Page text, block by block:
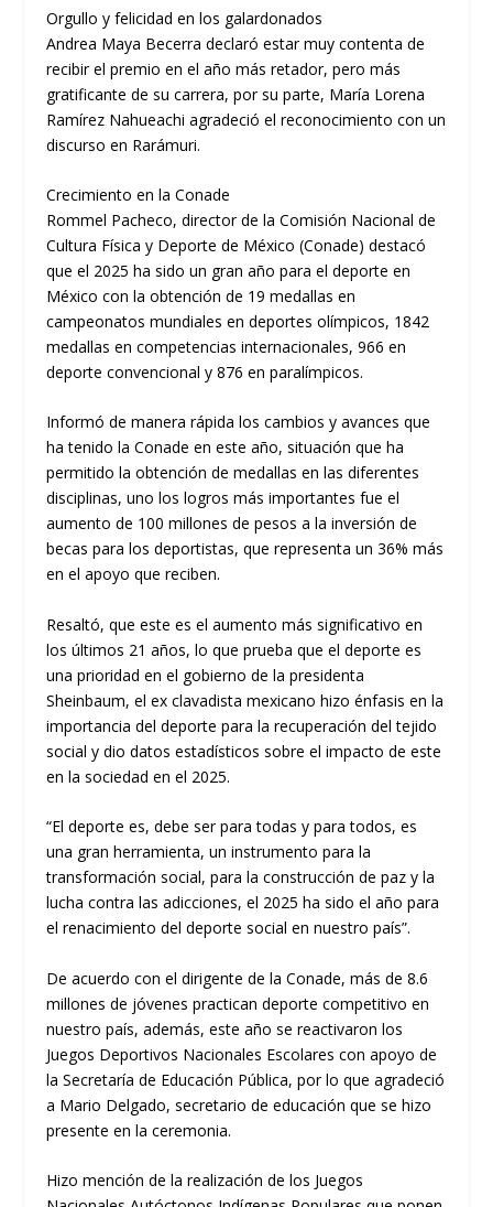
Orgullo y felicidad en los galardonados
Andrea Maya Becerra declaró estar muy contenta de
recibir el premio en el año más retador, pero más
gratificante de su carrera, por su parte, María Lorena
Ramírez Nahueachi agradeció el reconocimiento con un
discurso en Rarámuri.
Crecimiento en la Conade
Rommel Pacheco, director de la Comisión Nacional de
Cultura Física y Deporte de México (Conade) destacó
que el 2025 ha sido un gran año para el deporte en
México con la obtención de 19 medallas en
campeonatos mundiales en deportes olímpicos, 1842
medallas en competencias internacionales, 966 en
deporte convencional y 876 en paralímpicos.
Informó de manera rápida los cambios y avances que
ha tenido la Conade en este año, situación que ha
permitido la obtención de medallas en las diferentes
disciplinas, uno los logros más importantes fue el
aumento de 100 millones de pesos a la inversión de
becas para los deportistas, que representa un 36% más
en el apoyo que reciben.
Resaltó, que este es el aumento más significativo en
los últimos 21 años, lo que prueba que el deporte es
una prioridad en el gobierno de la presidenta
Sheinbaum, el ex clavadista mexicano hizo énfasis en la
importancia del deporte para la recuperación del tejido
social y dio datos estadísticos sobre el impacto de este
en la sociedad en el 2025.
“El deporte es, debe ser para todas y para todos, es
una gran herramienta, un instrumento para la
transformación social, para la construcción de paz y la
lucha contra las adicciones, el 2025 ha sido el año para
el renacimiento del deporte social en nuestro país”.
De acuerdo con el dirigente de la Conade, más de 8.6
millones de jóvenes practican deporte competitivo en
nuestro país, además, este año se reactivaron los
Juegos Deportivos Nacionales Escolares con apoyo de
la Secretaría de Educación Pública, por lo que agradeció
a Mario Delgado, secretario de educación que se hizo
presente en la ceremonia.
Hizo mención de la realización de los Juegos